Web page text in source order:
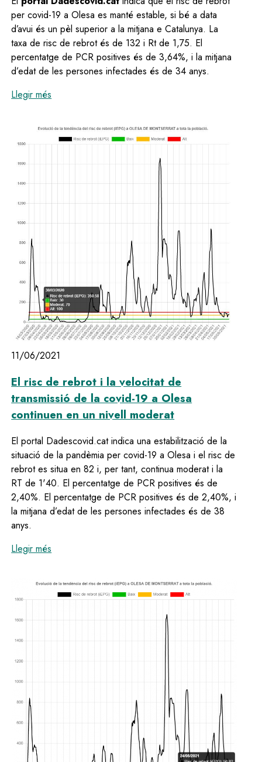
per covid-19 a Olesa es manté estable, si bé a data
d’avui és un pèl superior a la mitjana e Catalunya. La
taxa de risc de rebrot és de 132 i Rt de 1,75. El
percentatge de PCR positives és de 3,64%, i la mitjana
d’edat de les persones infectades és de 34 anys.
Llegir més
11/06/2021
El risc de rebrot i la velocitat de
transmissió de la covid-19 a Olesa
continuen en un nivell moderat
El portal Dadescovid.cat indica una estabilització de la
situació de la pandèmia per covid-19 a Olesa i el risc de
rebrot es situa en 82 i, per tant, continua moderat i la
RT de 1'40. El percentatge de PCR positives és de
2,40%. El percentatge de PCR positives és de 2,40%, i
la mitjana d’edat de les persones infectades és de 38
anys.
Llegir més